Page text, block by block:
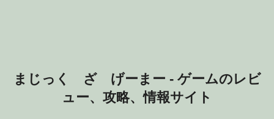
まじっく ざ げーまー - ゲームのレビ
ュー、攻略、情報サイト